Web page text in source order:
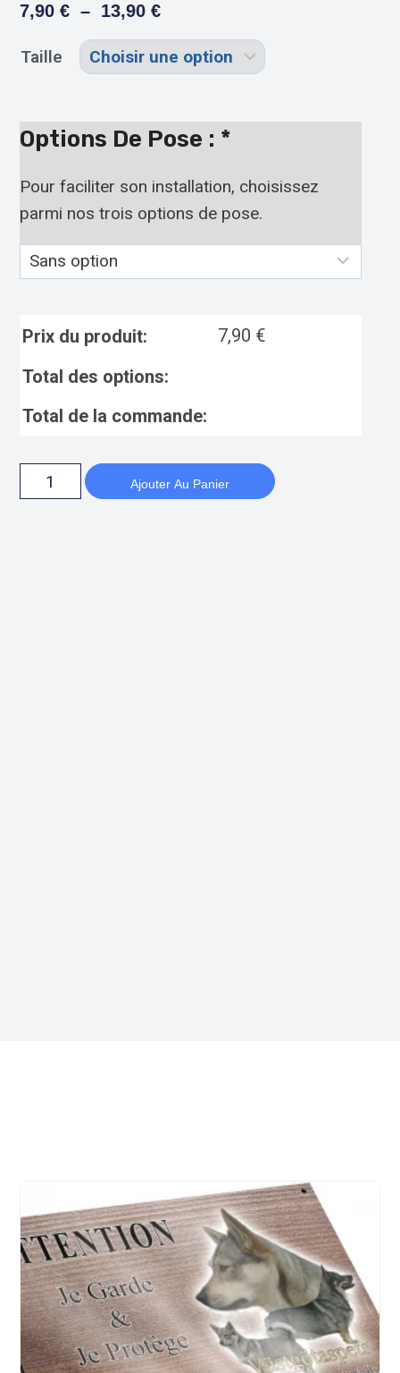
7,90€ – 13,90€
Taille
Options De Pose : *
Pour faciliter son installation, choisissez
parmi nos trois options de pose.
Prix du produit: 7,90 €
Total des options:
Total de la commande:
Ajouter Au Panier